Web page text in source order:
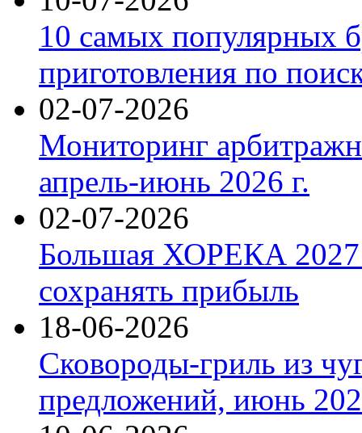
10 самых популярных
приготовления по
02-07-2026
Мониторинг
апрель-июнь 2026 г.
02-07-2026
Большая ХОРЕКА 2027:
сохранять прибыль
18-06-2026
Сковороды-гриль из
предложений, июнь